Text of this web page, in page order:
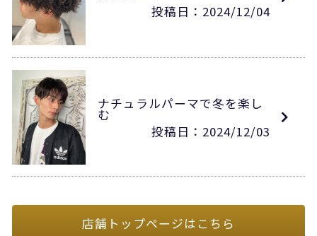
投稿日：2024/12/04
ナチュラルパーマで冬を楽し
む
投稿日：2024/12/03
店舗トップページはこちら